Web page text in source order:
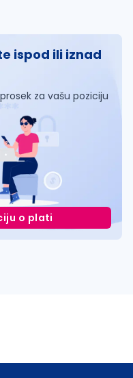
ispod ili iznad
za vašu poziciju
o plati